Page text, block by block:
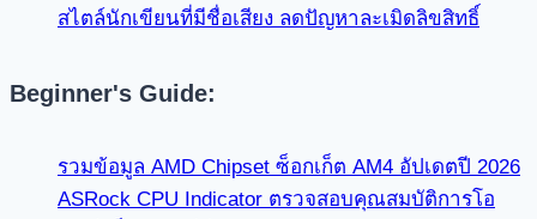
สไตล์นักเขียนที่มีชื่อเสียง ลดปัญหาละเมิดลิขสิทธิ์
Beginner's Guide:
รวมข้อมูล AMD Chipset ซ็อกเก็ต AM4 อัปเดตปี 2026
ASRock CPU Indicator ตรวจสอบคุณสมบัติการโอ